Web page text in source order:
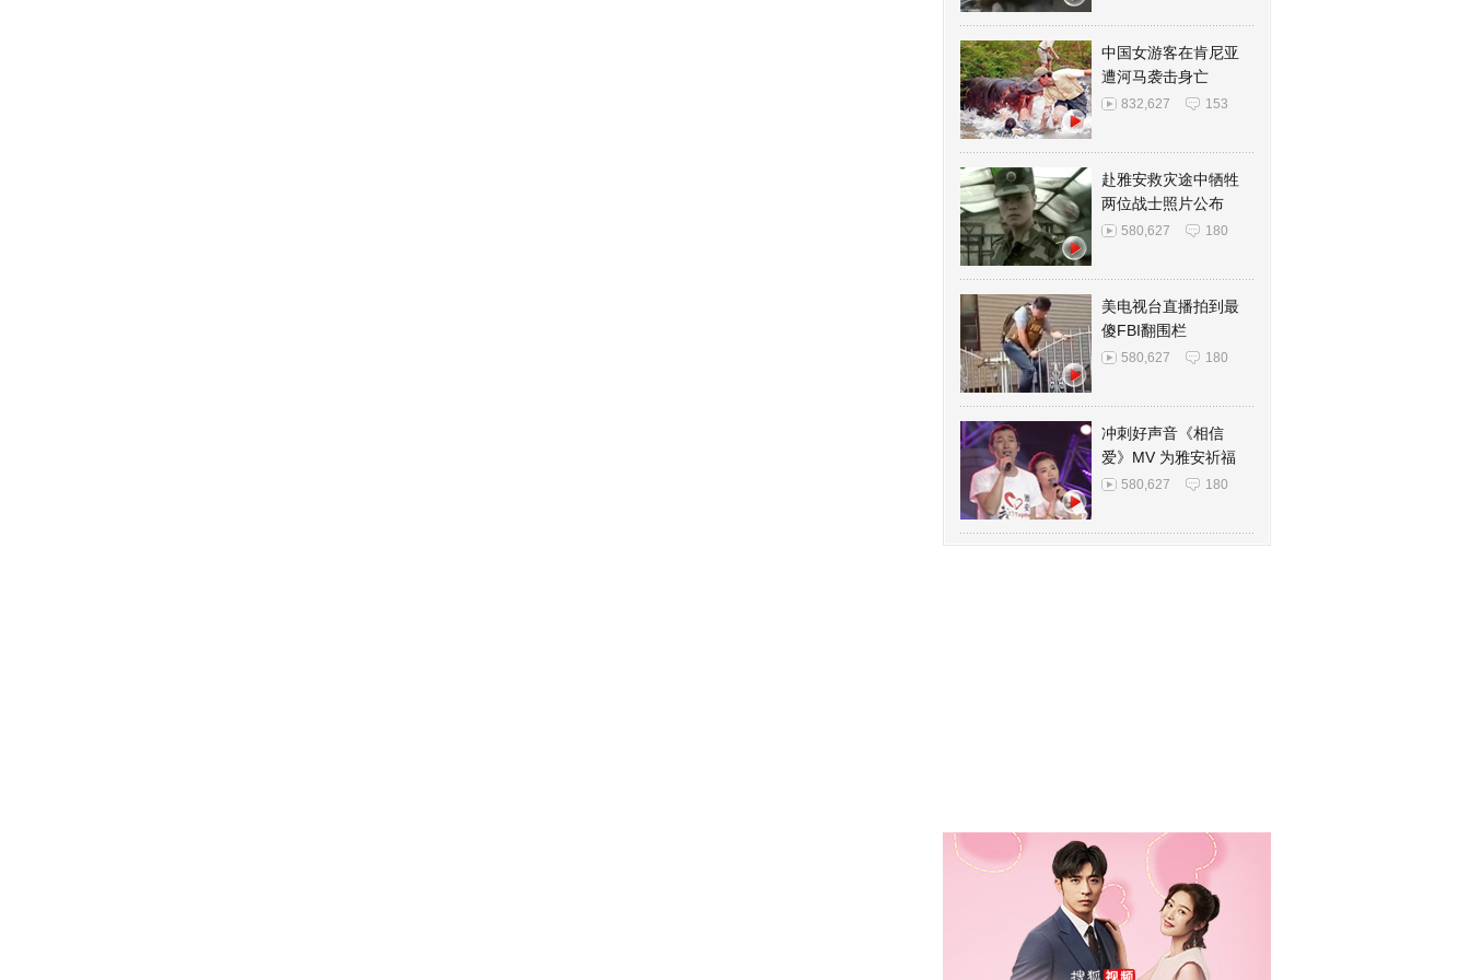
中国女游客在肯尼亚
遭河马袭击身亡
832,627 153
赴雅安救灾途中牺牲
两位战士照片公布
580,627 180
美电视台直播拍到最
傻FBI翻围栏
580,627 180
冲刺好声音《相信
爱》MV 为雅安祈福
580,627 180